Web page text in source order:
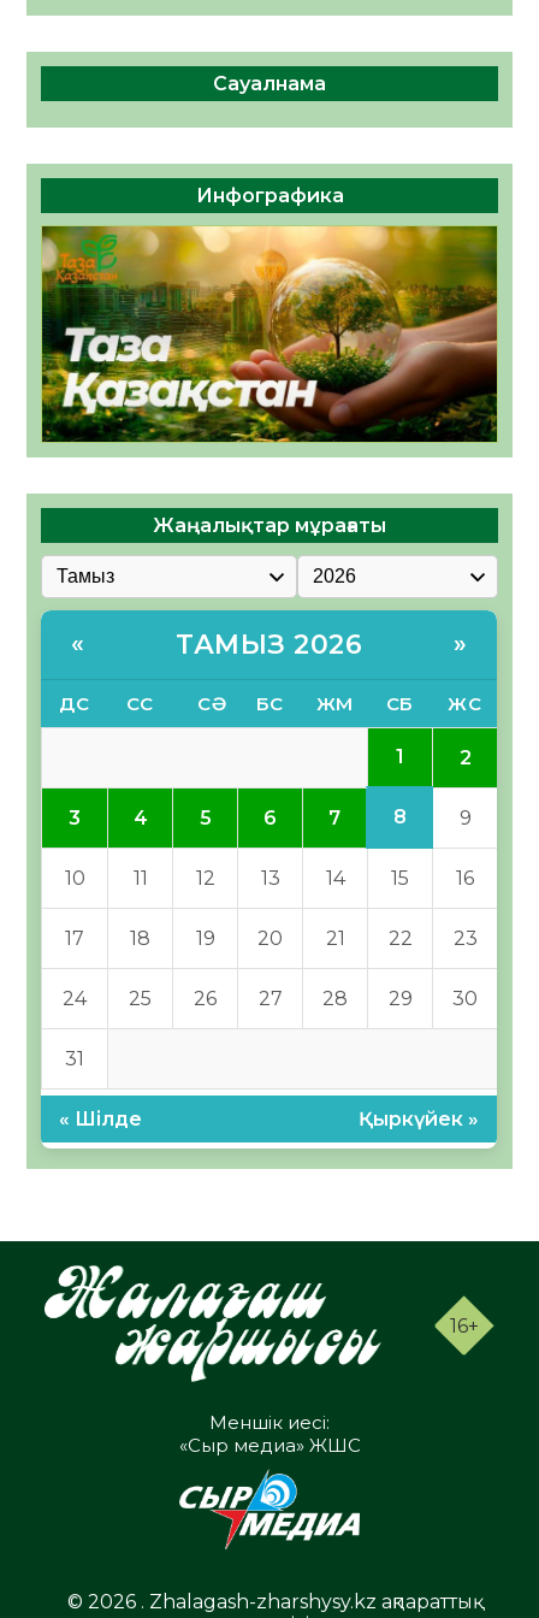
Сауалнама
Инфографика
Жаңалықтар мұрағаты
« ТАМЫЗ 2026 »
ДС СС СӘ БС ЖМ СБ ЖС
1 2
3 4 5 6 7 8 9
10 11 12 13 14 15 16
17 18 19 20 21 22 23
24 25 26 27 28 29 30
31
« Шілде Қыркүйек »
16+
Меншік иесі:
«Сыр медиа» ЖШС
© 2026 . Zhalagash-zharshysy.kz ақпараттық